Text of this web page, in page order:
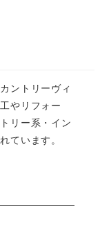
ントリーヴィ
やリフォー
リー系・イン
ています。